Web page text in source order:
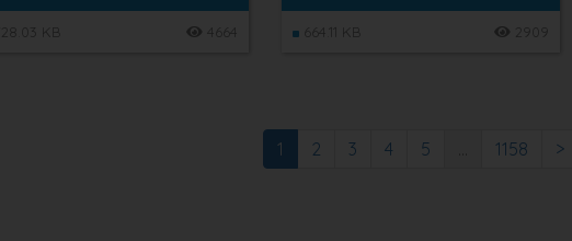
KB 4664 664.11 KB
1 2 3 4 5 1158 >